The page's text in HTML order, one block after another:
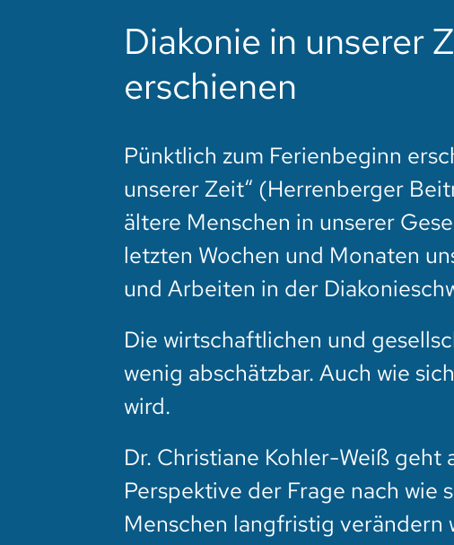
Diakonie in unserer
erschienen
Pünktlich zum Ferienbeginn
unserer Zeit“ (Herrenberger
ältere Menschen in unserer
letzten Wochen und Monaten
und Arbeiten in der
Die wirtschaftlichen und
wenig abschätzbar. Auch wie
wird.
Dr. Christiane Kohler-Weiß
Perspektive der Frage nach wie
Menschen langfristig verändern